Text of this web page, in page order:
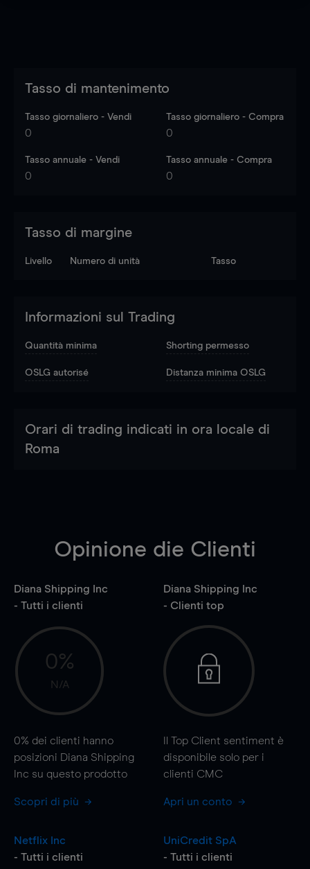
Tasso di mantenimento
Tasso giornaliero - Vendi
0
Tasso giornaliero - Compra
0
Tasso annuale - Vendi
0
Tasso annuale - Compra
0
Tasso di margine
Livello Numero di unità Tasso
Informazioni sul Trading
Quantità minima Shorting permesso
OSLG autorisé Distanza minima OSLG
Orari di trading indicati in ora locale di
Roma
Opinione die Clienti
Diana Shipping Inc
- Tutti i clienti
0%
N/A
0% dei clienti hanno
posizioni Diana Shipping
Inc su questo prodotto
Scopri di più
Diana Shipping Inc
- Clienti top
Il Top Client sentiment è
disponibile solo per i
clienti CMC
Apri un conto
Netflix Inc
- Tutti i clienti
UniCredit SpA
- Tutti i clienti